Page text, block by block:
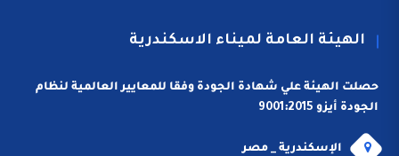
الهيئة العامة لميناء الاسكندرية
حصلت الهيئة علي شهادة الجودة وفقا للمعايير العالمية لنظام
الجودة أيزو 9001:2015
الإسكندرية _ مصر